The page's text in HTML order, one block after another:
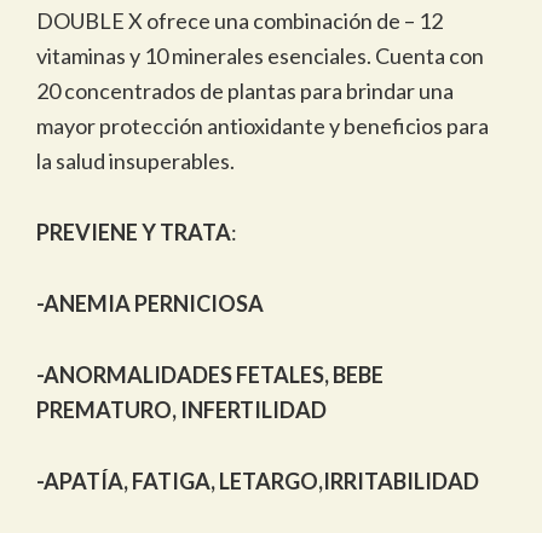
DOUBLE X ofrece una combinación de – 12
vitaminas y 10 minerales esenciales. Cuenta con
20 concentrados de plantas para brindar una
mayor protección antioxidante y beneficios para
la salud insuperables.
PREVIENE Y TRATA:
-ANEMIA PERNICIOSA
-ANORMALIDADES FETALES, BEBE
PREMATURO, INFERTILIDAD
-APATÍA, FATIGA, LETARGO,IRRITABILIDAD